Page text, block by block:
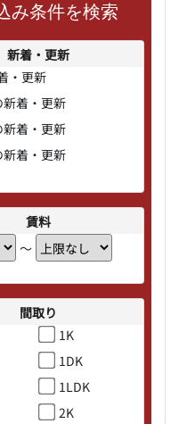
み条件を検索
新着・更新
・更新
着・更新
着・更新
着・更新
賃料
〜
間取り
1K
1DK
1LDK
2K